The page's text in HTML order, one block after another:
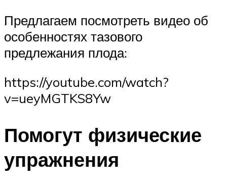
Предлагаем посмотреть видео об
особенностях тазового
предлежания плода:
https://youtube.com/watch?
v=ueyMGTKS8Yw
Помогут физические
упражнения